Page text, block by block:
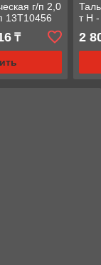
г/п 2,0
13Т10456
₸
т Н
2